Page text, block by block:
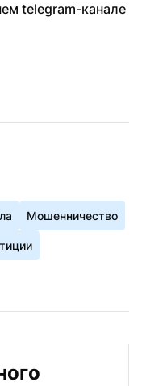
Мошенничество